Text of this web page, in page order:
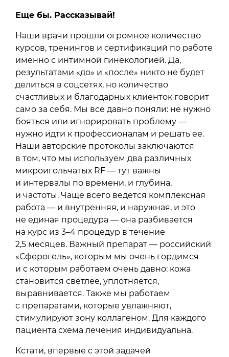
Еще бы. Рассказывай!
Наши врачи прошли огромное количество
курсов, тренингов и сертификаций по работе
именно с интимной гинекологией. Да,
результатами «до» и «после» никто не будет
делиться в соцсетях, но количество
счастливых и благодарных клиенток говорит
само за себя. Мы все давно поняли: не нужно
бояться или игнорировать проблему —
нужно идти к профессионалам и решать ее.
Наши авторские протоколы заключаются
в том, что мы используем два различных
микроигольчатых RF — тут важны
и интервалы по времени, и глубина,
и частоты. Чаще всего ведется комплексная
работа — и внутренняя, и наружная, и это
не единая процедура — она разбивается
на курс из 3–4 процедур в течение
2,5 месяцев. Важный препарат — российский
«Сферогель», которым мы очень гордимся
и с которым работаем очень давно: кожа
становится светлее, уплотняется,
выравнивается. Также мы работаем
с препаратами, которые увлажняют,
стимулируют зону коллагеном. Для каждого
пациента схема лечения индивидуальна.
Кстати, впервые с этой задачей